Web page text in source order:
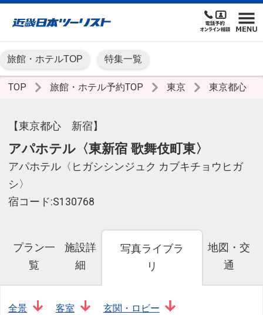
旅館・ホテルTOP 特集一覧
TOP 旅館・ホテル予約TOP 東京 東京都心
【東京都心 新宿】
アパホテル〈東新宿 歌舞伎町東〉
アパホテル〈ヒガシシンジュク カブキチョウヒガ
シ〉
宿コード:S130768
プラン一
覧
施設詳
細
写真ライブラ
リ
地図・交
通
全景 客室
玄関・ロビー